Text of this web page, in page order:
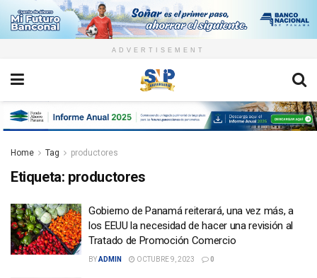
ADVERTISEMENT
Home Tag productores
Etiqueta: productores
Gobierno de Panamá reiterará, una vez más, a
los EEUU la necesidad de hacer una revisión al
Tratado de Promoción Comercio
BYADMIN OCTUBRE 9, 2023 0